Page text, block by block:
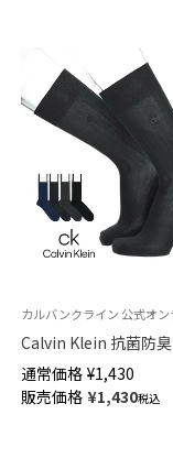
Calvin Klein 抗菌防
ソックス 太リブ クル
ズ 02562700
通常価格 ¥1,430
販売価格 ¥1,430税込